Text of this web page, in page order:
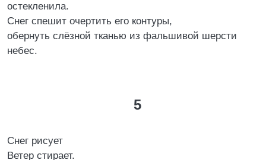
остекленила.
Снег спешит очертить его контуры,
обернуть слёзной тканью из фальшивой шерсти
небес.
5
Снег рисует
Ветер стирает.